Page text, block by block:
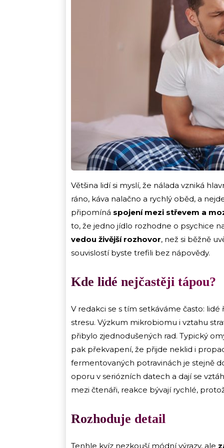
Většina lidí si myslí, že nálada vzniká
ráno, káva nalačno a rychlý oběd, a
připomíná spojení mezi střevem a
to, že jedno jídlo rozhodne o psychice
vedou živější rozhovor, než si běžně
souvislostí byste trefili bez nápovědy.
Kde lidé nejčastěji tápou?
V redakci se s tím setkáváme často:
stresu. Výzkum mikrobiomu i vztahu
přibylo zjednodušených rad. Typický
pak překvapení, že přijde neklid i
fermentovaných potravinách je stejně
oporu v seriózních datech a dají se
mezi čtenáři, reakce bývají rychlé,
Rozhoduje detail
Tenhle kvíz nezkouší módní výrazy, ale